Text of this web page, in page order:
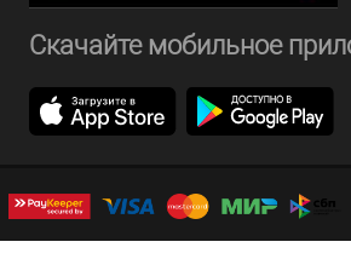
Скачайте мобильное